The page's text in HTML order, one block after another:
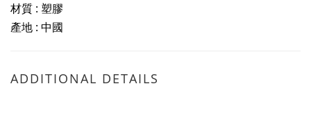
材質 : 塑膠
產地 : 中國
ADDITIONAL DETAILS